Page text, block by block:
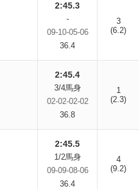
2:45.3
-
09-10-05-06
36.4
3
(6.2)
2:45.4
3/4馬身
02-02-02-02
36.8
1
(2.3)
2:45.5
1/2馬身
09-09-08-06
36.4
4
(9.2)